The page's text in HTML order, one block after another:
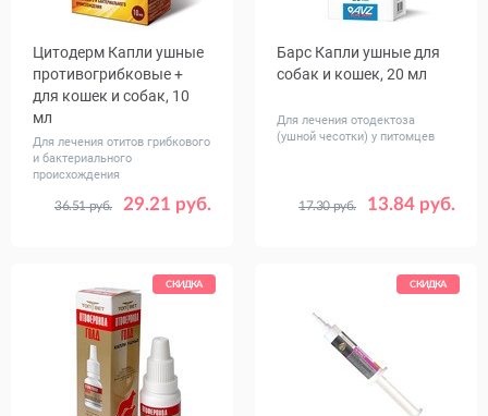
Цитодерм Капли ушные
противогрибковые +
для кошек и собак, 10
мл
Для лечения отитов грибкового
и бактериального
происхождения
29.21 руб.
36.51 руб.
Барс Капли ушные для
собак и кошек, 20 мл
Для лечения отодектоза
(ушной чесотки) у питомцев
13.84 руб.
17.30 руб.
СКИДКА СКИДКА